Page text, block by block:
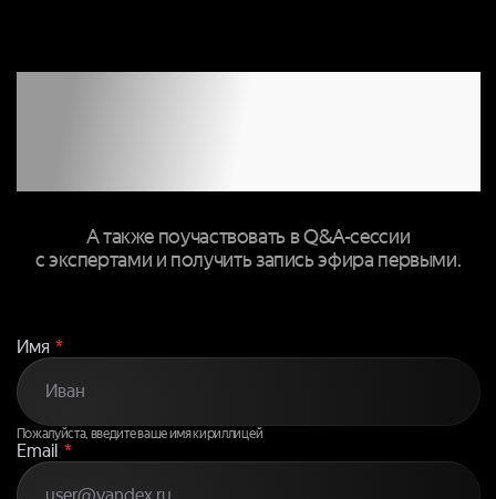
А также поучаствовать в Q&A-сессии
с экспертами и получить запись эфира первыми.
Имя *
Пожалуйста, введите ваше имя кириллицей
Email *